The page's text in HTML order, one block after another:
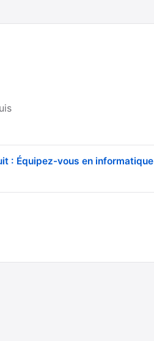
: Équipez-vous en informatique